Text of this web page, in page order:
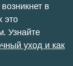
в
это
Узнайте
уход и как